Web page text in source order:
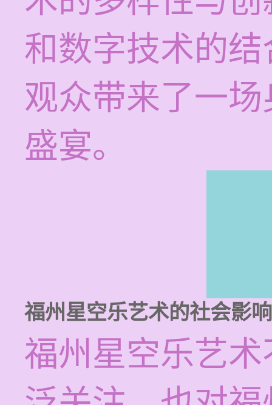
和数字技术的
观众带来了一
盛宴。
福州星空乐艺术的社会影响
福州星空乐艺